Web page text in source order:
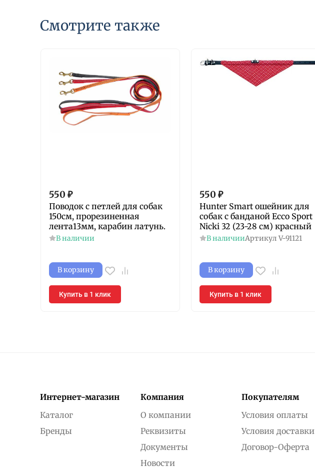
Смотрите также
550 ₽
Поводок с петлей для собак
150см, прорезиненная
лента13мм, карабин латунь.
В наличии
В корзину
Купить в 1 клик
550 ₽
Hunter Smart ошейник для
собак с банданой Ecco Sport
Nicki 32 (23-28 см) красный
В наличииАртикул V-91121
В корзину
Купить в 1 клик
Интернет-магазин
Каталог
Бренды
Компания
О компании
Реквизиты
Документы
Новости
Покупателям
Условия оплаты
Условия доставки
Договор-Оферта